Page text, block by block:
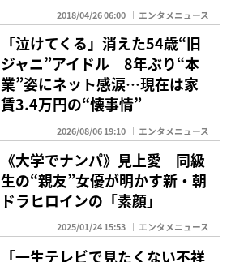
2018/04/26 06:00 エンタメニュース
「泣けてくる」消えた54歳“旧
ジャニ”アイドル 8年ぶり“本
業”姿にネット感涙…現在は家
賃3.4万円の“懐事情”
2026/08/06 19:10 エンタメニュース
《大学でナンパ》見上愛 同級
生の“親友”女優が明かす新・朝
ドラヒロインの「素顔」
2025/01/24 15:53 エンタメニュース
「一生テレビで見たくない不祥